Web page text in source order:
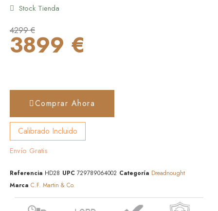
Stock Tienda
4299 €
3899 €
Comprar Ahora
Calibrado Incluido
Envío Gratis
Referencia HD28 UPC 729789064002 Categoría Dreadnought
Marca C.F. Martin & Co.